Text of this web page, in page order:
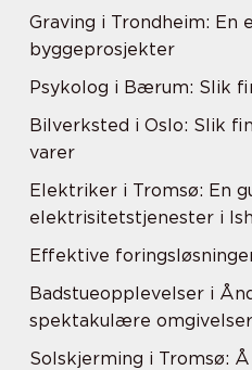
Graving i Trondheim: En
byggeprosjekter
Psykolog i Bærum: Slik
Bilverksted i Oslo: Slik
varer
Elektriker i Tromsø: En
elektrisitetstjenester i
Effektive
Badstueopplevelser i
spektakulære omgivelser
Solskjerming i Tromsø: